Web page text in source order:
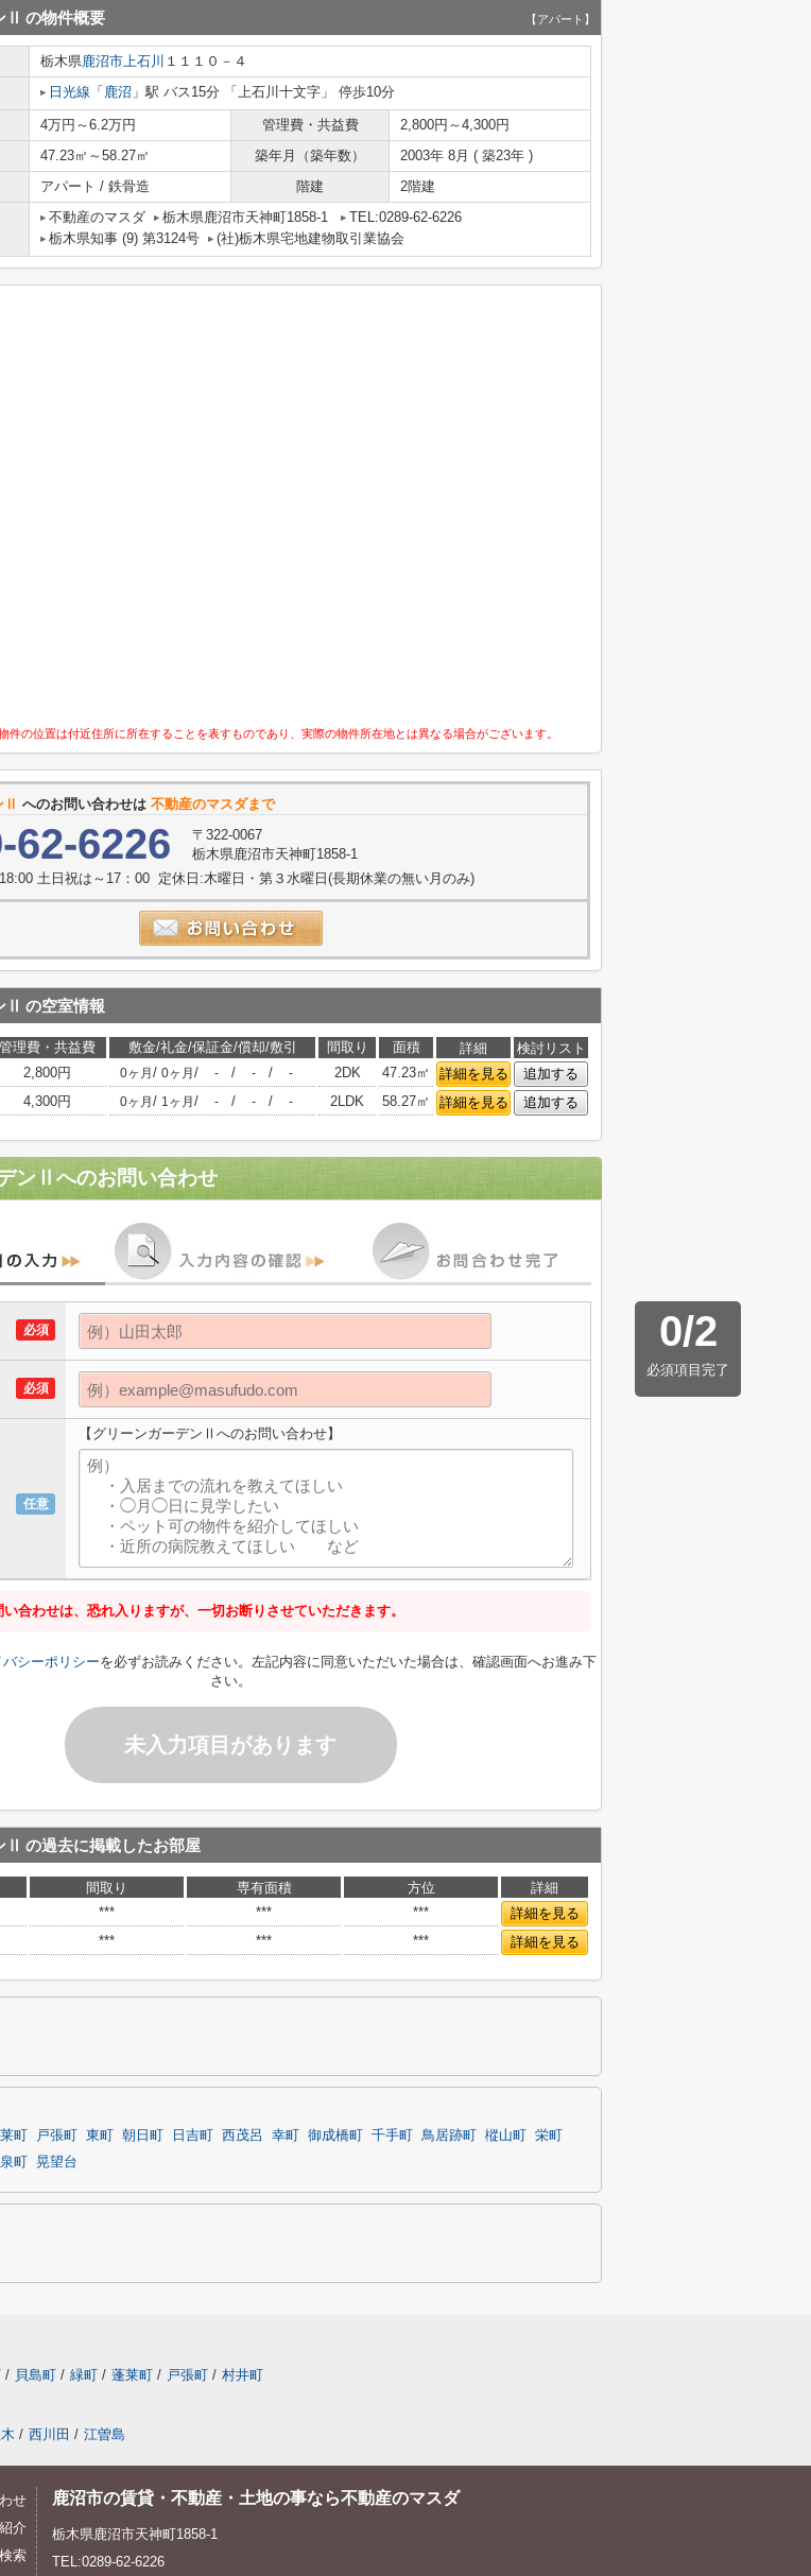
Ⅱ の物件概要 【アパート】
栃木県鹿沼市上石川 １１１０－４
日光線 「 鹿沼 」駅 バス15分 「上石川十文字」 停歩10分
4万円～6.2万円 管理費・共益費
2,800円～4,300円
47.23㎡～58.27㎡ 築年月（築年数）
2003年 8月 ( 築23年 )
アパート / 鉄骨造 階建 2階建
不動産のマスダ 栃木県鹿沼市天神町1858-1
TEL:0289-62-6226
栃木県知事 (9) 第3124号
(社)栃木県宅地建物取引業協会
件の位置は付近住所に所在することを表すものであり、実際の物件所在地とは異なる場合がございます。
Ⅱ へのお問い合わせは 不動産のマスダまで
6226
〒322-0067
栃木県鹿沼市天神町1858-1
土日祝は～17：00 定休日:木曜日・第３水曜日(長期休業の無い月のみ)
Ⅱ の空室情報
管理費・共益費 敷金/礼金/保証金/償却/敷引 間取り 面積 詳細
検討リスト
2,800円 0ヶ月 / 0ヶ月 / - / - / - 2DK 47.23㎡ 詳細を見る
追加する
4,300円 0ヶ月 / 1ヶ月 / - / - / - 2LDK 58.27㎡ 詳細を見る 追加する
ンⅡ へのお問い合わせ
0/2
必須項目完了
必須
必須
任意
【グリーンガーデンⅡへのお問い合わせ】
合わせは、恐れ入りますが、一切お断りさせていただきます。
シーポリシーを必ずお読みください。左記内容に同意いただいた場合は、確認画面へお進み下
さい。
未入力項目があります
Ⅱ の過去に掲載したお部屋
間取り 専有面積 方位
詳細
*** *** ***
詳細を見る
*** *** *** 詳細を見る
町 戸張町 東町 朝日町 日吉町 西茂呂 幸町 御成橋町 千手町 鳥居跡町 樅山町
栄町
泉町 晃望台
/ 貝島町 / 緑町 / 蓬莱町 / 戸張町 / 村井町
/ 西川田 / 江曽島
せ
介
索
鹿沼市の賃貸・不動産・土地の事なら不動産のマスダ
栃木県鹿沼市天神町1858-1
TEL:0289-62-6226